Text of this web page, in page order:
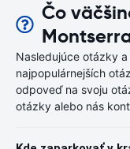
Čo
Nasledujúce otázky
najpopulárnejších
odpoveď na svoju
otázky alebo nás